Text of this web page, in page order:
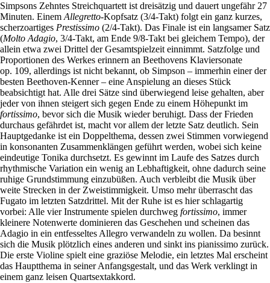
Simpsons Zehntes Streichquartett ist dreisätzig und dauert ungefähr 27
Minuten. Einem Allegretto-Kopfsatz (3/4-Takt) folgt ein ganz kurzes,
scherzoartiges Prestissimo (2/4-Takt). Das Finale ist ein langsamer Satz
(Molto Adagio, 3/4-Takt, am Ende 9/8-Takt bei gleichem Tempo), der
allein etwa zwei Drittel der Gesamtspielzeit einnimmt. Satzfolge und
Proportionen des Werkes erinnern an Beethovens Klaviersonate
op. 109, allerdings ist nicht bekannt, ob Simpson – immerhin einer der
besten Beethoven-Kenner – eine Anspielung an dieses Stück
beabsichtigt hat. Alle drei Sätze sind überwiegend leise gehalten, aber
jeder von ihnen steigert sich gegen Ende zu einem Höhepunkt im
fortissimo, bevor sich die Musik wieder beruhigt. Dass der Frieden
durchaus gefährdet ist, macht vor allem der letzte Satz deutlich. Sein
Hauptgedanke ist ein Doppelthema, dessen zwei Stimmen vorwiegend
in konsonanten Zusammenklängen geführt werden, wobei sich keine
eindeutige Tonika durchsetzt. Es gewinnt im Laufe des Satzes durch
rhythmische Variation ein wenig an Lebhaftigkeit, ohne dadurch seine
ruhige Grundstimmung einzubüßen. Auch verbleibt die Musik über
weite Strecken in der Zweistimmigkeit. Umso mehr überrascht das
Fugato im letzten Satzdrittel. Mit der Ruhe ist es hier schlagartig
vorbei: Alle vier Instrumente spielen durchweg fortissimo, immer
kleinere Notenwerte dominieren das Geschehen und scheinen das
Adagio in ein entfesseltes Allegro verwandeln zu wollen. Da besinnt
sich die Musik plötzlich eines anderen und sinkt ins pianissimo zurück.
Die erste Violine spielt eine graziöse Melodie, ein letztes Mal erscheint
das Hauptthema in seiner Anfangsgestalt, und das Werk verklingt in
einem ganz leisen Quartsextakkord.